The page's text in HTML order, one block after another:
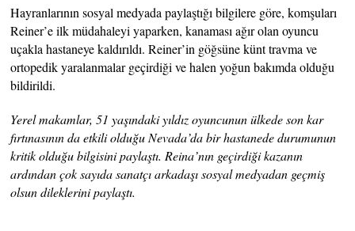
Hayranlarının sosyal medyada paylaştığı bilgilere göre, komşuları
Reiner’e ilk müdahaleyi yaparken, kanaması ağır olan oyuncu
uçakla hastaneye kaldırıldı. Reiner’in göğsüne künt travma ve
ortopedik yaralanmalar geçirdiği ve halen yoğun bakımda olduğu
bildirildi.
Yerel makamlar, 51 yaşındaki yıldız oyuncunun ülkede son kar
fırtınasının da etkili olduğu Nevada’da bir hastanede durumunun
kritik olduğu bilgisini paylaştı. Reina’nın geçirdiği kazanın
ardından çok sayıda sanatçı arkadaşı sosyal medyadan geçmiş
olsun dileklerini paylaştı.